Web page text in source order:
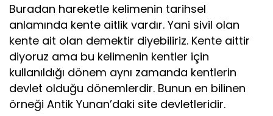
Buradan hareketle kelimenin tarihsel
anlamında kente aitlik vardır. Yani sivil olan
kente ait olan demektir diyebiliriz. Kente aittir
diyoruz ama bu kelimenin kentler için
kullanıldığı dönem aynı zamanda kentlerin
devlet olduğu dönemlerdir. Bunun en bilinen
örneği Antik Yunan’daki site devletleridir.